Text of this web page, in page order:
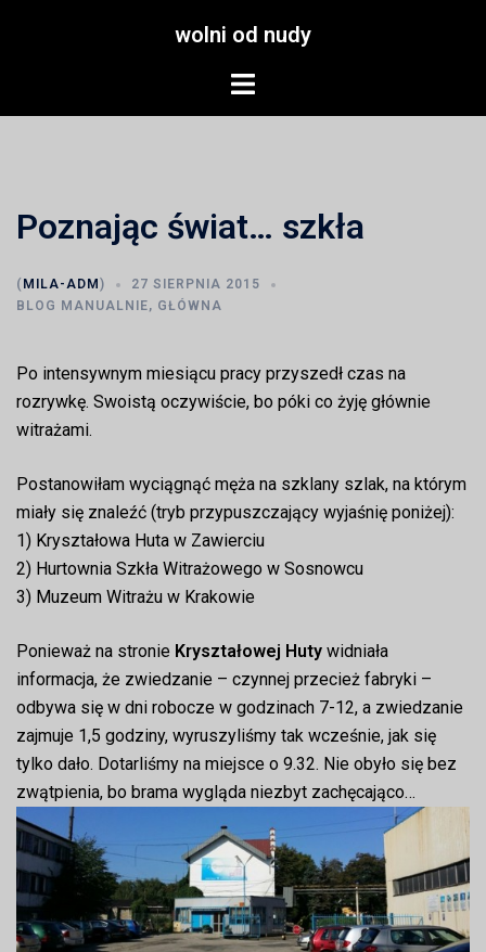
wolni od nudy
Menu
Poznając świat… szkła
( MILA-ADM )
27 SIERPNIA 2015
BLOG MANUALNIE, GŁÓWNA
Po intensywnym miesiącu pracy przyszedł czas na
rozrywkę. Swoistą oczywiście, bo póki co żyję głównie
witrażami.
Postanowiłam wyciągnąć męża na szklany szlak, na którym
miały się znaleźć (tryb przypuszczający wyjaśnię poniżej):
1) Kryształowa Huta w Zawierciu
2) Hurtownia Szkła Witrażowego w Sosnowcu
3) Muzeum Witrażu w Krakowie
Ponieważ na stronie Kryształowej Huty widniała
informacja, że zwiedzanie – czynnej przecież fabryki –
odbywa się w dni robocze w godzinach 7-12, a zwiedzanie
zajmuje 1,5 godziny, wyruszyliśmy tak wcześnie, jak się
tylko dało. Dotarliśmy na miejsce o 9.32. Nie obyło się bez
zwątpienia, bo brama wygląda niezbyt zachęcająco…